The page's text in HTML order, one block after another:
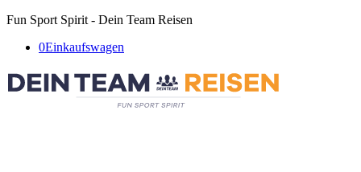
Fun Sport Spirit - Dein Team Reisen
0Einkaufswagen